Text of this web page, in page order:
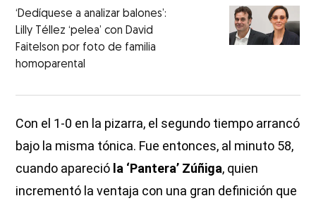
‘Dedíquese a analizar balones’:
Lilly Téllez ‘pelea’ con David
Faitelson por foto de familia
homoparental
Con el 1-0 en la pizarra, el segundo tiempo arrancó
bajo la misma tónica. Fue entonces, al minuto 58,
cuando apareció la ‘Pantera’ Zúñiga, quien
incrementó la ventaja con una gran definición que